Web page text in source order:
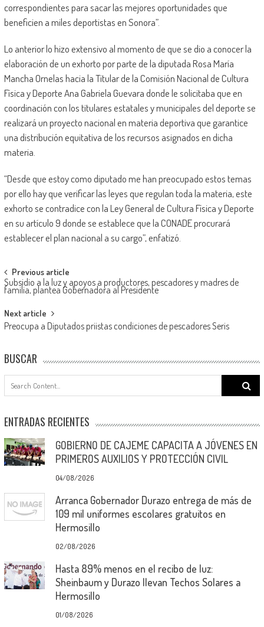
correspondientes para sacar las mejores oportunidades que
beneficien a miles deportistas en Sonora”.
Lo anterior lo hizo extensivo al momento de que se dio a conocer la
elaboración de un exhorto por parte de la diputada Rosa María
Mancha Ornelas hacia la Titular de la Comisión Nacional de Cultura
Física y Deporte Ana Gabriela Guevara donde le solicitaba que en
coordinación con los titulares estatales y municipales del deporte se
realizará un proyecto nacional en materia deportiva que garantice
una distribución equitativa de los recursos asignados en dicha
materia.
“Desde que estoy como diputado me han preocupado estos temas
por ello hay que verificar las leyes que regulan toda la materia, este
exhorto se contradice con la Ley General de Cultura Física y Deporte
en su artículo 9 donde se establece que la CONADE procurará
establecer el plan nacional a su cargo”, enfatizó.
Post
navigation
Previous article
Subsidio a la luz y apoyos a productores, pescadores y madres de
familia, plantea Gobernadora al Presidente
Next article
Preocupa a Diputados priistas condiciones de pescadores Seris
BUSCAR
Search
for:
ENTRADAS RECIENTES
GOBIERNO DE CAJEME CAPACITA A JÓVENES EN
PRIMEROS AUXILIOS Y PROTECCIÓN CIVIL
04/08/2026
Arranca Gobernador Durazo entrega de más de
109 mil uniformes escolares gratuitos en
Hermosillo
02/08/2026
Hasta 89% menos en el recibo de luz:
Sheinbaum y Durazo llevan Techos Solares a
Hermosillo
01/08/2026